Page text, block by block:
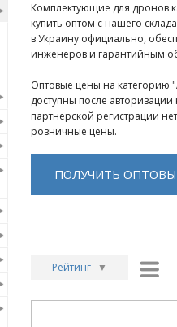
Комплектующие для дронов
купить оптом с нашего
в Украину официально,
инженеров и гарантийным
Оптовые цены на категорию
доступны после
партнерской регистрации
розничные цены.
ПОЛУЧИТЬ
Рейтинг ▼